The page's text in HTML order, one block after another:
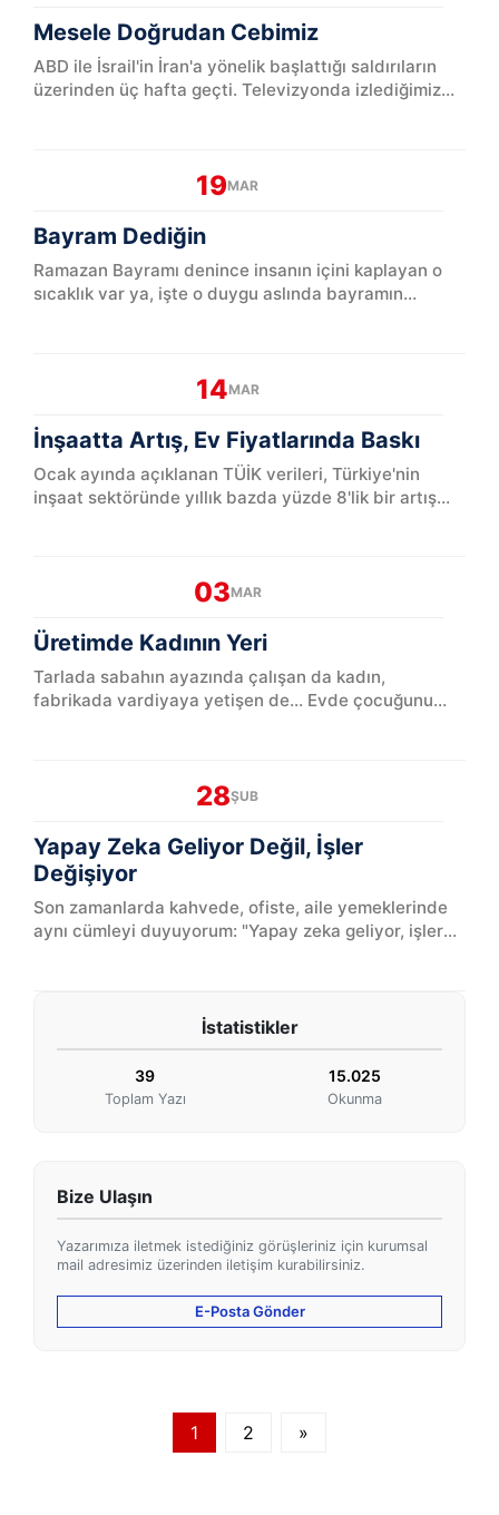
Mesele Doğrudan Cebimiz
ABD ile İsrail'in İran'a yönelik başlattığı saldırıların
üzerinden üç hafta geçti. Televizyonda izlediğimiz
19MAR
Bayram Dediğin
Ramazan Bayramı denince insanın içini kaplayan o
sıcaklık var ya, işte o duygu aslında bayramın
14MAR
İnşaatta Artış, Ev Fiyatlarında Baskı
Ocak ayında açıklanan TÜİK verileri, Türkiye'nin
inşaat sektöründe yıllık bazda yüzde 8'lik bir artış
03MAR
Üretimde Kadının Yeri
Tarlada sabahın ayazında çalışan da kadın,
fabrikada vardiyaya yetişen de… Evde çocuğunu
28ŞUB
Yapay Zeka Geliyor Değil, İşler
Değişiyor
Son zamanlarda kahvede, ofiste, aile yemeklerinde
aynı cümleyi duyuyorum: "Yapay zeka geliyor, işler
İstatistikler
39
Toplam Yazı
15.025
Okunma
Bize Ulaşın
Yazarımıza iletmek istediğiniz görüşleriniz için kurumsal
mail adresimiz üzerinden iletişim kurabilirsiniz.
E-Posta Gönder
1 2 »